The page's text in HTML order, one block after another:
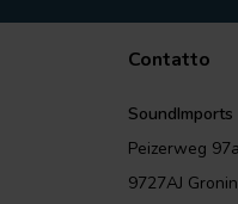
Contatto
SoundImports
Peizerweg 97a
9727AJ